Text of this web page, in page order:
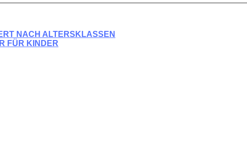
NACH ALTERSKLASSEN
FÜR KINDER